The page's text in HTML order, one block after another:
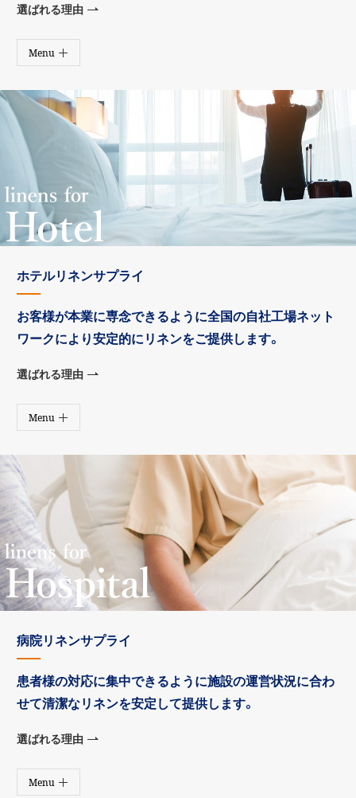
選ばれる理由
取り扱い商品（サービスサイト）
対応エリア・営業所一覧
ご利用までの流れ
ご利用者の声
ケアマネジャーの声
よくあるご質問
ホテルリネンサプライ
お客様が本業に専念できるように全国の自社工場ネット
ワークにより安定的にリネンをご提供します。
選ばれる理由
取り扱い商品
対応エリア・事業所一覧
ご契約までの流れ
導入事例
よくあるご質問
病院リネンサプライ
患者様の対応に集中できるように施設の運営状況に合わ
せて清潔なリネンを安定して提供します。
選ばれる理由